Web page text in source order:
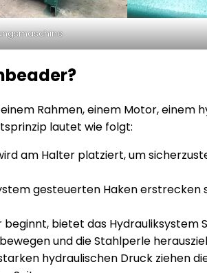
Rahmen, einem Motor, einem
lautet wie folgt:
am Halter platziert, um
gesteuerten Haken
beginnt, bietet das Hydrauliksystem
und die Stahlperle
hydraulischen Druck ziehen